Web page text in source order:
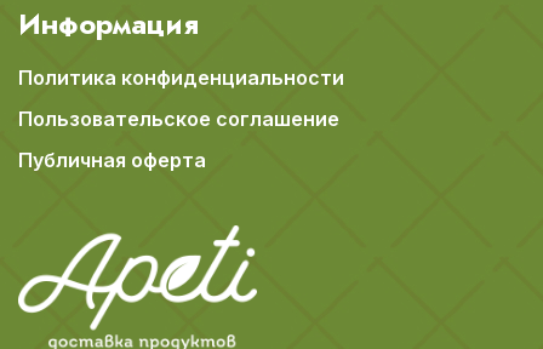
Информация
Политика конфиденциальности
Пользовательское соглашение
Публичная оферта